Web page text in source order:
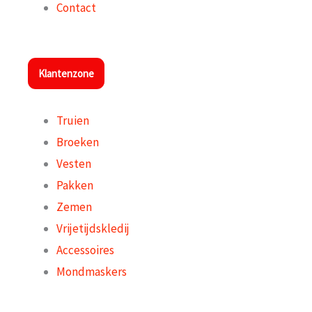
Contact
Klantenzone
Truien
Broeken
Vesten
Pakken
Zemen
Vrijetijdskledij
Accessoires
Mondmaskers